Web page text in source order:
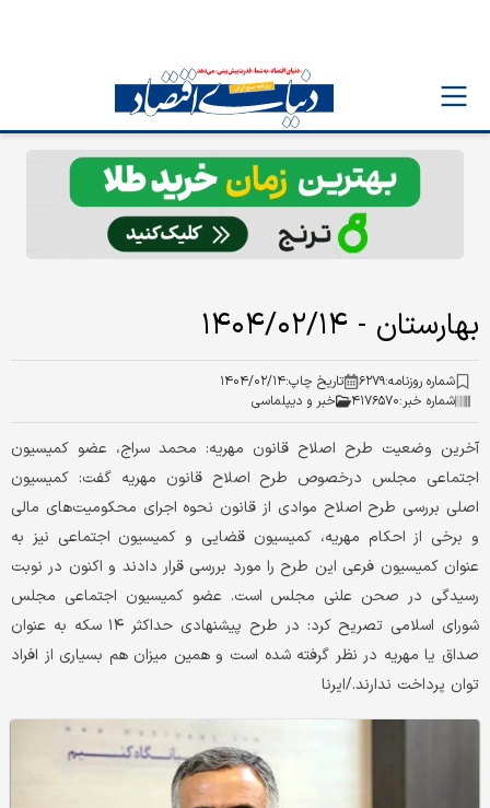
بهارستان - ۱۴۰۴/۰۲/۱۴
شماره روزنامه:۶۲۷۹ تاریخ چاپ:۱۴۰۴/۰۲/۱۴
شماره خبر:۴۱۷۶۵۷۰ خبر و دیپلماسی
آخرین وضعیت طرح اصلاح قانون مهریه: محمد سراج، عضو کمیسیون
اجتماعی مجلس درخصوص طرح اصلاح قانون مهریه گفت: کمیسیون
اصلی بررسی طرح اصلاح موادی از قانون نحوه اجرای محکومیت‌های مالی
و برخی از احکام مهریه، کمیسیون قضایی و کمیسیون اجتماعی نیز به
عنوان کمیسیون فرعی این طرح را مورد بررسی قرار دادند و اکنون در نوبت
رسیدگی در صحن علنی مجلس است. عضو کمیسیون اجتماعی مجلس
شورای اسلامی تصریح کرد: در طرح پیشنهادی حداکثر ۱۴ سکه به عنوان
صداق یا مهریه در نظر گرفته شده است و همین میزان هم بسیاری از افراد
توان پرداخت ندارند./ایرنا